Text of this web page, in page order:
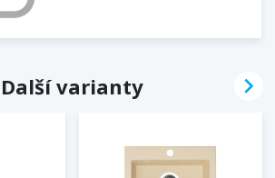
Další varianty 